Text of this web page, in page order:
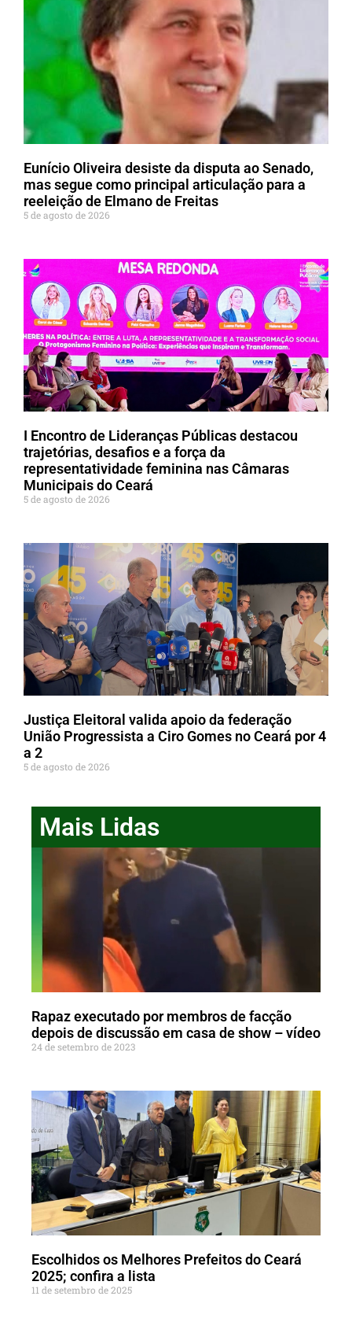
Eunício Oliveira desiste da disputa ao Senado,
mas segue como principal articulação para a
reeleição de Elmano de Freitas
5 de agosto de 2026
I Encontro de Lideranças Públicas destacou
trajetórias, desafios e a força da
representatividade feminina nas Câmaras
Municipais do Ceará
5 de agosto de 2026
Justiça Eleitoral valida apoio da federação
União Progressista a Ciro Gomes no Ceará por 4
a 2
5 de agosto de 2026
Mais Lidas
Rapaz executado por membros de facção
depois de discussão em casa de show – vídeo
24 de setembro de 2023
Escolhidos os Melhores Prefeitos do Ceará
2025; confira a lista
11 de setembro de 2025